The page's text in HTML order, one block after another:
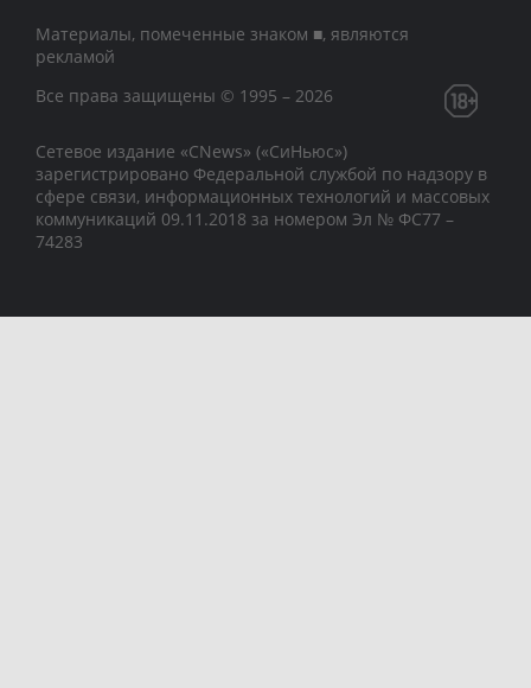
Материалы, помеченные знаком ■, являются
рекламой
Все права защищены © 1995 – 2026
Сетевое издание «CNews» («СиНьюс»)
зарегистрировано Федеральной службой по надзору в
сфере связи, информационных технологий и массовых
коммуникаций 09.11.2018 за номером Эл № ФС77 –
74283